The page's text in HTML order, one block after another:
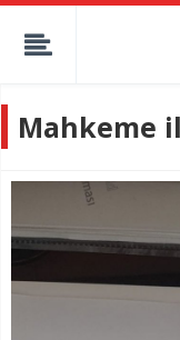
Mahkeme